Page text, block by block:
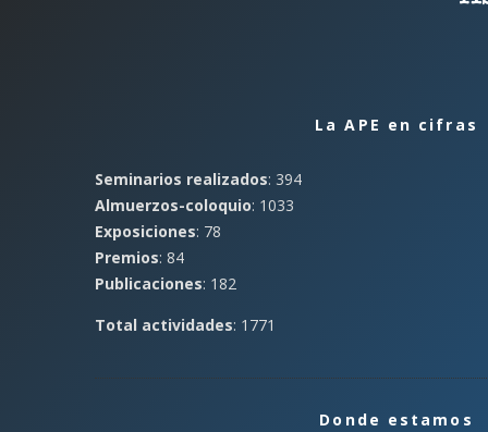
La APE en cifras
Seminarios realizados: 394
Almuerzos-coloquio: 1033
Exposiciones: 78
Premios: 84
Publicaciones: 182
Total actividades: 1771
Donde estamos